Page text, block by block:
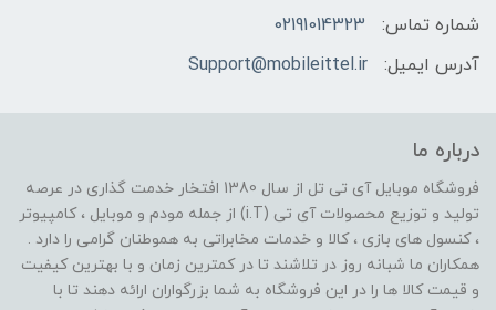
شماره تماس:
02191014323
آدرس ایمیل:
Support@mobileittel.ir
درباره ما
فروشگاه موبایل آی تی تل از سال 1380 افتخار خدمت گذاری در عرصه
تولید و توزیع محصولات آی تی (i.T) از جمله مودم و موبایل ، کامپیوتر
، کنسول های بازی ، کالا و خدمات مخابراتی به هموطنان گرامی را دارد .
همکاران ما شبانه روز در تلاشند تا در کمترین زمان و با بهترین کیفیت
و قیمت کالا ها را در این فروشگاه به شما بزرگواران ارائه دهند تا با